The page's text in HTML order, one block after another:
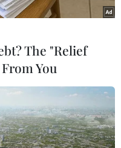
The "Relief
You